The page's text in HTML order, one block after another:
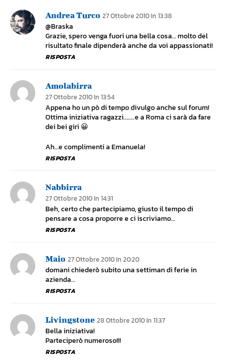
Andrea Turco 27 Ottobre 2010 In 13:38
@Braska
Grazie, spero venga fuori una bella cosa… molto del
risultato finale dipenderà anche da voi appassionati!
RISPOSTA
Amolabirra
27 Ottobre 2010 In 13:54
Appena ho un pò di tempo divulgo anche sul forum!
Ottima iniziativa ragazzi……..e a Roma ci sarà da fare
dei bei giri 😀
Ah…e complimenti a Emanuela!
RISPOSTA
Nabbirra
27 Ottobre 2010 In 14:31
Beh, certo che partecipiamo, giusto il tempo di
pensare a cosa proporre e ci iscriviamo…
RISPOSTA
Maio 27 Ottobre 2010 In 20:20
domani chiederò subito una settiman di ferie in
azienda…
RISPOSTA
Livingstone 28 Ottobre 2010 In 11:37
Bella iniziativa!
Parteciperò numeroso!!!
RISPOSTA